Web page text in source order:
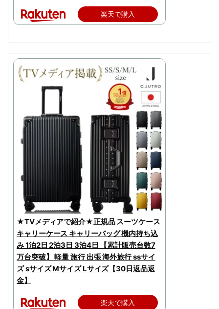
楽天で購入
★TVメディアで紹介★正規品 スーツケース
キャリーケース キャリーバッグ 機内持ち込
み 1泊2日 2泊3日 3泊4日 【累計販売台数7
万台突破】 軽量 旅行 出張 海外旅行 ssサイ
ズ sサイズ Mサイズ Lサイズ【30日返品返
金】
楽天で購入